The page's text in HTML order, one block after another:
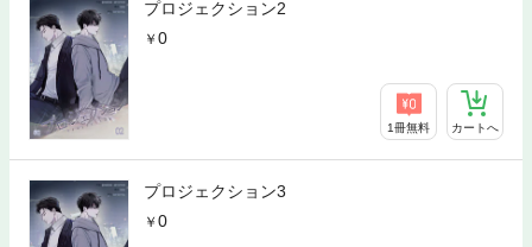
プロジェクション2
0
1冊無料 カートへ
プロジェクション3
0